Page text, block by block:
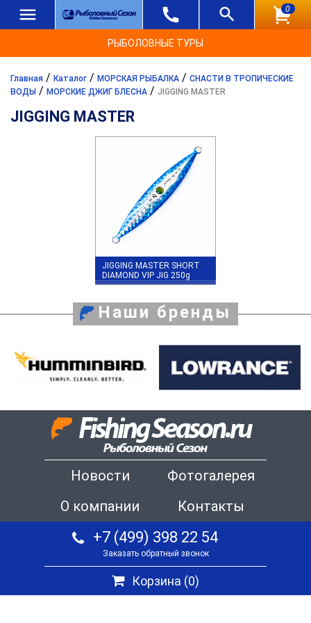
0
РЫБОЛОВНЫЕ ТУРЫ
Главная / Каталог / МОРСКАЯ РЫБАЛКА / СНАСТИ В ТРОПИЧЕСКИЕ
ВОДЫ / МОРСКИЕ ДЖИГ БЛЕСНА / JIGGING MASTER
JIGGING MASTER
JIGGING MASTER SHORT
DIAMOND VIP JIG 250g
Наши бренды
Новости
Фотогалерея
О компании
Контакты
+7 (499) 398 22 54
Заказать обратный звонок
Корзина (0)